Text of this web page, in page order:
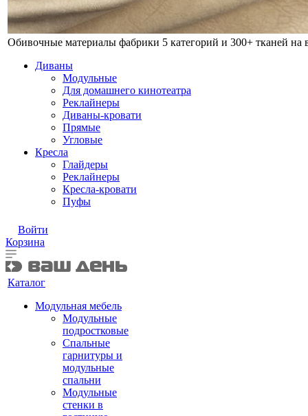
Обивочные материалы фабрики 5 категорий и 300+ тканей на
Диваны
Модульные
Для домашнего кинотеатра
Реклайнеры
Диваны-кровати
Прямые
Угловые
Кресла
Глайдеры
Реклайнеры
Кресла-кровати
Пуфы
Войти
Корзина
Каталог
Модульная мебель
Модульные
подростковые
Спальные
гарнитуры и
модульные
спальни
Модульные
стенки в